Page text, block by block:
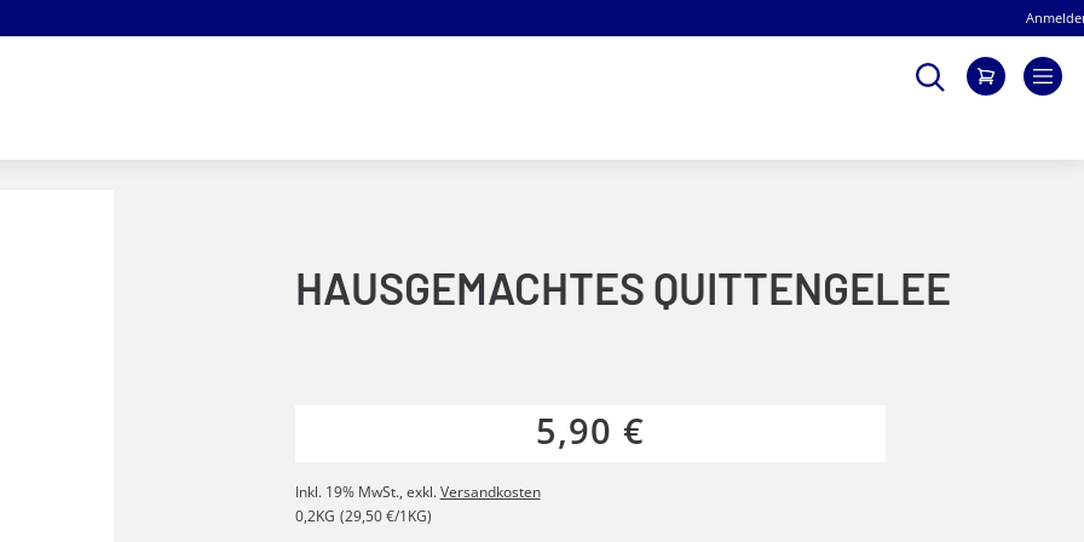
Mein
Suche
HAUSGEMACHTES QUITTENGELEE
5,90 €
Inkl. 19% MwSt., exkl.Versandkosten
0,2KG (29,50 €/1KG)